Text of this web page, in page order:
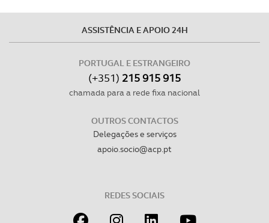
ASSISTÊNCIA E APOIO 24H
PORTUGAL E ESTRANGEIRO
(+351) 215 915 915
chamada para a rede fixa nacional
OUTROS CONTACTOS
Delegações e serviços
apoio.socio@acp.pt
REDES SOCIAIS